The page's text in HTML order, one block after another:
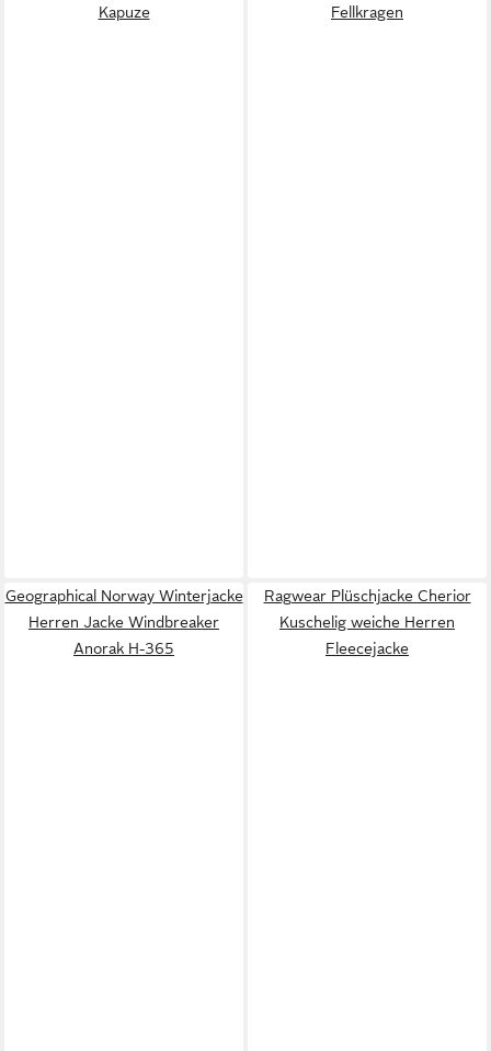
Kapuze Fellkragen
Geographical Norway Winterjacke
Herren Jacke Windbreaker
Anorak H-365
Ragwear Plüschjacke Cherior
Kuschelig weiche Herren
Fleecejacke